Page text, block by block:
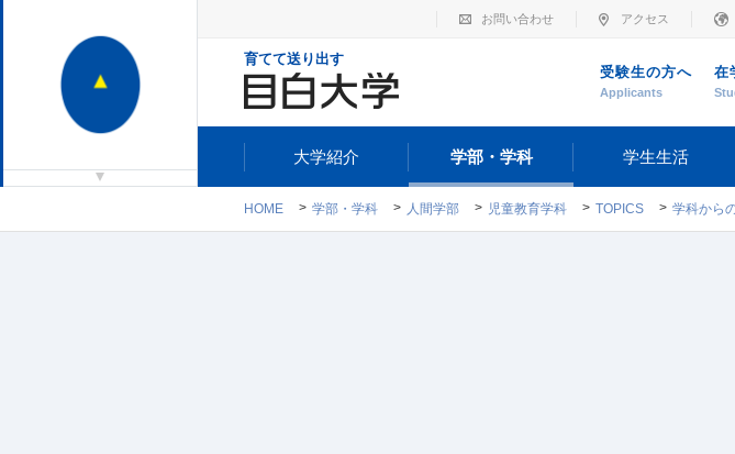
育てて送り出す
お問い合わせ アクセス
受験生の方へ
Applicants
在
大学紹介 学部・学科 学生生活
HOME 学部・学科 人間学部 児童教育学科 TOPICS 学科から